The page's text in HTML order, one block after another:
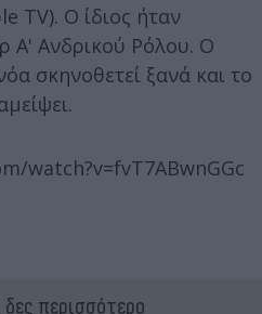
TV). O ίδιος ήταν
Α' Ανδρικού Ρόλου. Ο
σκηνοθετεί ξανά και το
watch?v=fvT7ABwnGGc
δες περισσότερο